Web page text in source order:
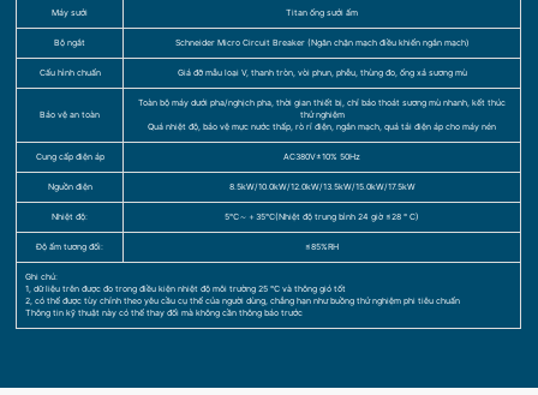
Máy sưởi Titan ống sưởi ấm
Bộ ngắt Schneider Micro Circuit Breaker (Ngăn chặn mạch điều khiển ngắn mạch)
Cấu hình chuẩn Giá đỡ mẫu loại V, thanh tròn, vòi phun, phễu, thùng đo, ống xả sương mù
Bảo vệ an toàn
Toàn bộ máy dưới pha/nghịch pha, thời gian thiết bị, chỉ báo thoát sương mù nhanh, kết thúc
thử nghiệm
Quá nhiệt độ, bảo vệ mực nước thấp, rò rỉ điện, ngắn mạch, quá tải điện áp cho máy nén
Cung cấp điện áp AC380V±10% 50Hz
Nguồn điện 8.5kW/10.0kW/12.0kW/13.5kW/15.0kW/17.5kW
Nhiệt độ: 5℃～＋35℃(Nhiệt độ trung bình 24 giờ ≤28 ° C)
Độ ẩm tương đối: ≤85%RH
Ghi chú:
1, dữ liệu trên được đo trong điều kiện nhiệt độ môi trường 25 ℃ và thông gió tốt
2, có thể được tùy chỉnh theo yêu cầu cụ thể của người dùng, chẳng hạn như buồng thử nghiệm phi tiêu chuẩn
Thông tin kỹ thuật này có thể thay đổi mà không cần thông báo trước